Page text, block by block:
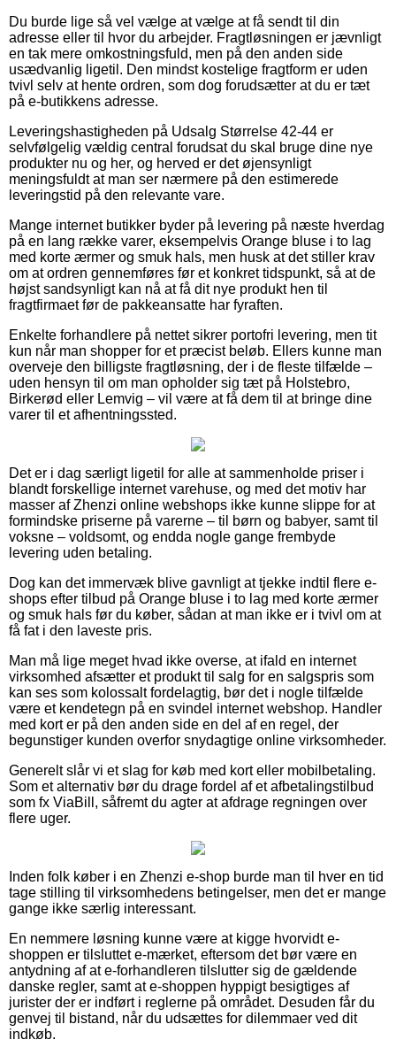
Du burde lige så vel vælge at vælge at få sendt til din
adresse eller til hvor du arbejder. Fragtløsningen er jævnligt
en tak mere omkostningsfuld, men på den anden side
usædvanlig ligetil. Den mindst kostelige fragtform er uden
tvivl selv at hente ordren, som dog forudsætter at du er tæt
på e-butikkens adresse.
Leveringshastigheden på Udsalg Størrelse 42-44 er
selvfølgelig vældig central forudsat du skal bruge dine nye
produkter nu og her, og herved er det øjensynligt
meningsfuldt at man ser nærmere på den estimerede
leveringstid på den relevante vare.
Mange internet butikker byder på levering på næste hverdag
på en lang række varer, eksempelvis Orange bluse i to lag
med korte ærmer og smuk hals, men husk at det stiller krav
om at ordren gennemføres før et konkret tidspunkt, så at de
højst sandsynligt kan nå at få dit nye produkt hen til
fragtfirmaet før de pakkeansatte har fyraften.
Enkelte forhandlere på nettet sikrer portofri levering, men tit
kun når man shopper for et præcist beløb. Ellers kunne man
overveje den billigste fragtløsning, der i de fleste tilfælde –
uden hensyn til om man opholder sig tæt på Holstebro,
Birkerød eller Lemvig – vil være at få dem til at bringe dine
varer til et afhentningssted.
Det er i dag særligt ligetil for alle at sammenholde priser i
blandt forskellige internet varehuse, og med det motiv har
masser af Zhenzi online webshops ikke kunne slippe for at
formindske priserne på varerne – til børn og babyer, samt til
voksne – voldsomt, og endda nogle gange frembyde
levering uden betaling.
Dog kan det immervæk blive gavnligt at tjekke indtil flere e-
shops efter tilbud på Orange bluse i to lag med korte ærmer
og smuk hals før du køber, sådan at man ikke er i tvivl om at
få fat i den laveste pris.
Man må lige meget hvad ikke overse, at ifald en internet
virksomhed afsætter et produkt til salg for en salgspris som
kan ses som kolossalt fordelagtig, bør det i nogle tilfælde
være et kendetegn på en svindel internet webshop. Handler
med kort er på den anden side en del af en regel, der
begunstiger kunden overfor snydagtige online virksomheder.
Generelt slår vi et slag for køb med kort eller mobilbetaling.
Som et alternativ bør du drage fordel af et afbetalingstilbud
som fx ViaBill, såfremt du agter at afdrage regningen over
flere uger.
Inden folk køber i en Zhenzi e-shop burde man til hver en tid
tage stilling til virksomhedens betingelser, men det er mange
gange ikke særlig interessant.
En nemmere løsning kunne være at kigge hvorvidt e-
shoppen er tilsluttet e-mærket, eftersom det bør være en
antydning af at e-forhandleren tilslutter sig de gældende
danske regler, samt at e-shoppen hyppigt besigtiges af
jurister der er indført i reglerne på området. Desuden får du
genvej til bistand, når du udsættes for dilemmaer ved dit
indkøb.